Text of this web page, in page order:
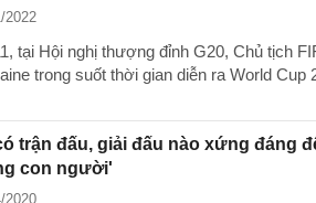
2022
tại Hội nghị thượng đỉnh G20, Chủ tịch
trong suốt thời gian diễn ra World Cup
trận đấu, giải đấu nào xứng đáng
con người'
2020